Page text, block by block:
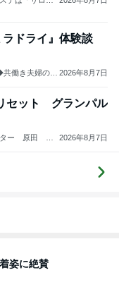
ドライ』体験談
働き夫婦の4
2026年8月7日
セット グランパル
ター 原田 陽
2026年8月7日
姿に絶賛